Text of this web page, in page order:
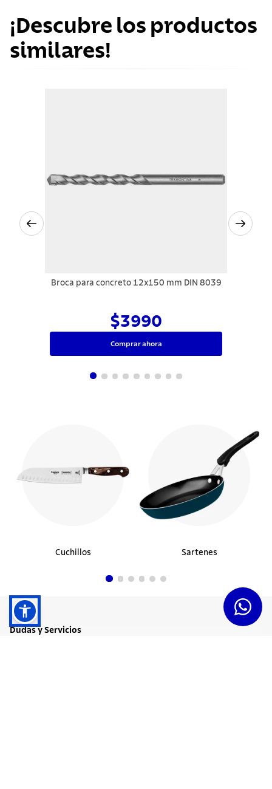
¡Descubre los productos
similares!
Broca para concreto 12x150 mm DIN 8039
$3990
Comprar ahora
Cuchillos Sartenes
Dudas y Servicios